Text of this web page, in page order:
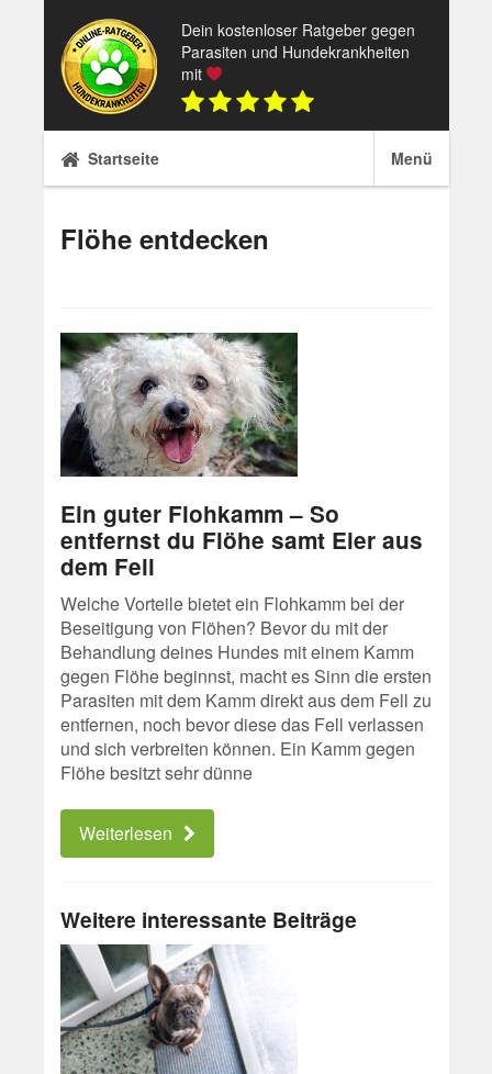
content
Dein kostenloser Ratgeber gegen
Parasiten und Hundekrankheiten
mit
Startseite Menü
Flöhe entdecken
Ein guter Flohkamm – So
entfernst du Flöhe samt Eier aus
dem Fell
Welche Vorteile bietet ein Flohkamm bei der
Beseitigung von Flöhen? Bevor du mit der
Behandlung deines Hundes mit einem Kamm
gegen Flöhe beginnst, macht es Sinn die ersten
Parasiten mit dem Kamm direkt aus dem Fell zu
entfernen, noch bevor diese das Fell verlassen
und sich verbreiten können. Ein Kamm gegen
Flöhe besitzt sehr dünne
Weiterlesen
Weitere interessante Beiträge